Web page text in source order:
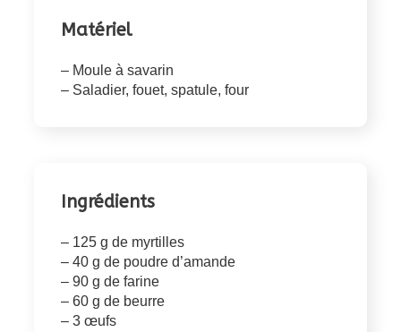
Matériel
– Moule à savarin
– Saladier, fouet, spatule, four
Ingrédients
– 125 g de myrtilles
– 40 g de poudre d’amande
– 90 g de farine
– 60 g de beurre
– 3 œufs